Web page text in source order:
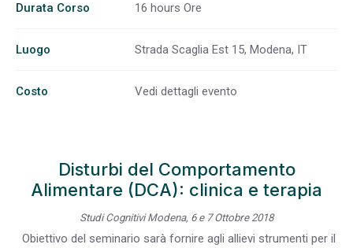
Durata Corso 16 hours Ore
Luogo Strada Scaglia Est 15, Modena, IT
Costo Vedi dettagli evento
Disturbi del Comportamento
Alimentare (DCA): clinica e terapia
Studi Cognitivi Modena, 6 e 7 Ottobre 2018
Obiettivo del seminario sarà fornire agli allievi strumenti per il